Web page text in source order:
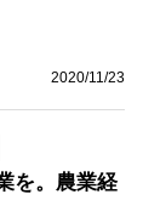
2020/11/23
を。農業経